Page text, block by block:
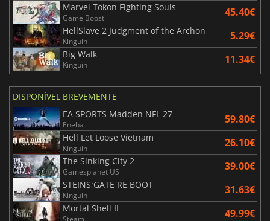
Marvel Tokon Fighting Souls
Game Boost 45.40€
HellSlave 2 Judgment of the Archon
Kinguin 5.29€
Big Walk
Kinguin 11.34€
DISPONÍVEL BREVEMENTE
EA SPORTS Madden NFL 27
Eneba 59.80€
Hell Let Loose Vietnam
Kinguin 26.10€
The Sinking City 2
Gamesplanet US 39.00€
STEINS;GATE RE BOOT
Kinguin 31.63€
Mortal Shell II
Steam 49.99€